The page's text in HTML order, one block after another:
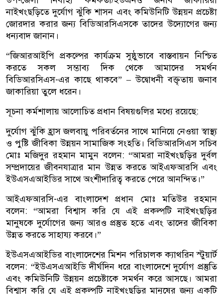
নাইখংছড়িতে দুর্যোগ ঝুঁকি শাসন এবং কমিউনিটি উন্নয়ন প্রচেষ্টা
জোরদার করার জন্য বিডিআরসিএসকে তাদের উদ্যোগের জন্য
ধন্যবাদ জানান।
“জিআরআইপি প্রকল্পের কার্যক্রম সুষ্ঠুভাবে বাস্তবায়ন নিশ্চিত
করতে সকল সম্ভাব্য দিক থেকে আমাদের সমর্থন
বিডিআরসিএস-এর কাছে থাকবে” – উদ্বোধনী বক্তৃতায় জনাব
জাকারিয়া তুলে ধরেন।
সূচনা কর্মশালায় আলোচিত প্রধান বিষয়গুলির মধ্যে রয়েছে:
দুর্যোগ ঝুঁকি হ্রাস জলবায়ু পরিবর্তনের সাথে মানিয়ে নেওয়া স্বাস্থ্য
ও পুষ্টি জীবিকা উন্নয়ন সামাজিক সংহতি। বিডিআরসিএস সচিব
মোঃ মজিদুর রহমান মামুন বলেন: “আমরা নাইখংছড়ির দুর্বল
সম্প্রদায়ের জীবনযাত্রার মান উন্নত করতে আইএফআরসি এবং
ইউএসএআইডির সাথে অংশীদারিত্ব করতে পেরে আনন্দিত।”
আইএফআরসি-এর বাংলাদেশ প্রধান মোঃ মতিউর রহমান
বলেন: “আমরা বিশ্বাস করি যে এই প্রকল্পটি নাইখংছড়ির
মানুষকে দুর্যোগের জন্য আরও প্রস্তুত হতে এবং তাদের জীবিকা
উন্নত করতে সাহায্য করবে।”
ইউএসএআইডির বাংলাদেশের মিশন পরিচালক ক্যাথরিন স্টুয়ার্ট
বলেন: “ইউএসএআইডি দীর্ঘদিন ধরে বাংলাদেশে দুর্যোগ প্রস্তুতি
এবং কমিউনিটি উন্নয়ন প্রচেষ্টাকে সমর্থন করে আসছে। আমরা
বিশ্বাস করি যে এই প্রকল্পটি নাইখংছড়ির মানুষের জন্য একটি